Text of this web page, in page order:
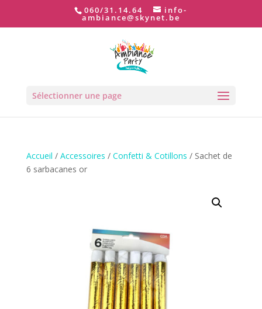
060/31.14.64 info-
ambiance@skynet.be
Sélectionner une page
Accueil / Accessoires / Confetti & Cotillons / Sachet de
6 sarbacanes or